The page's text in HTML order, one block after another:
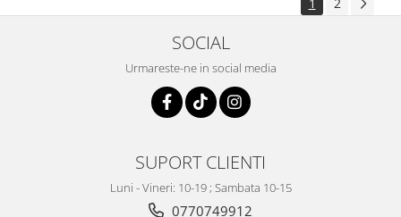
SOCIAL
Urmareste-ne in social media
SUPORT CLIENTI
Luni - Vineri: 10-19 ; Sambata 10-15
0770749912